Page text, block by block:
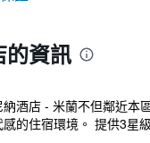
的資訊
酒店 - 米蘭不但鄰近本
的住宿環境。 提供3星